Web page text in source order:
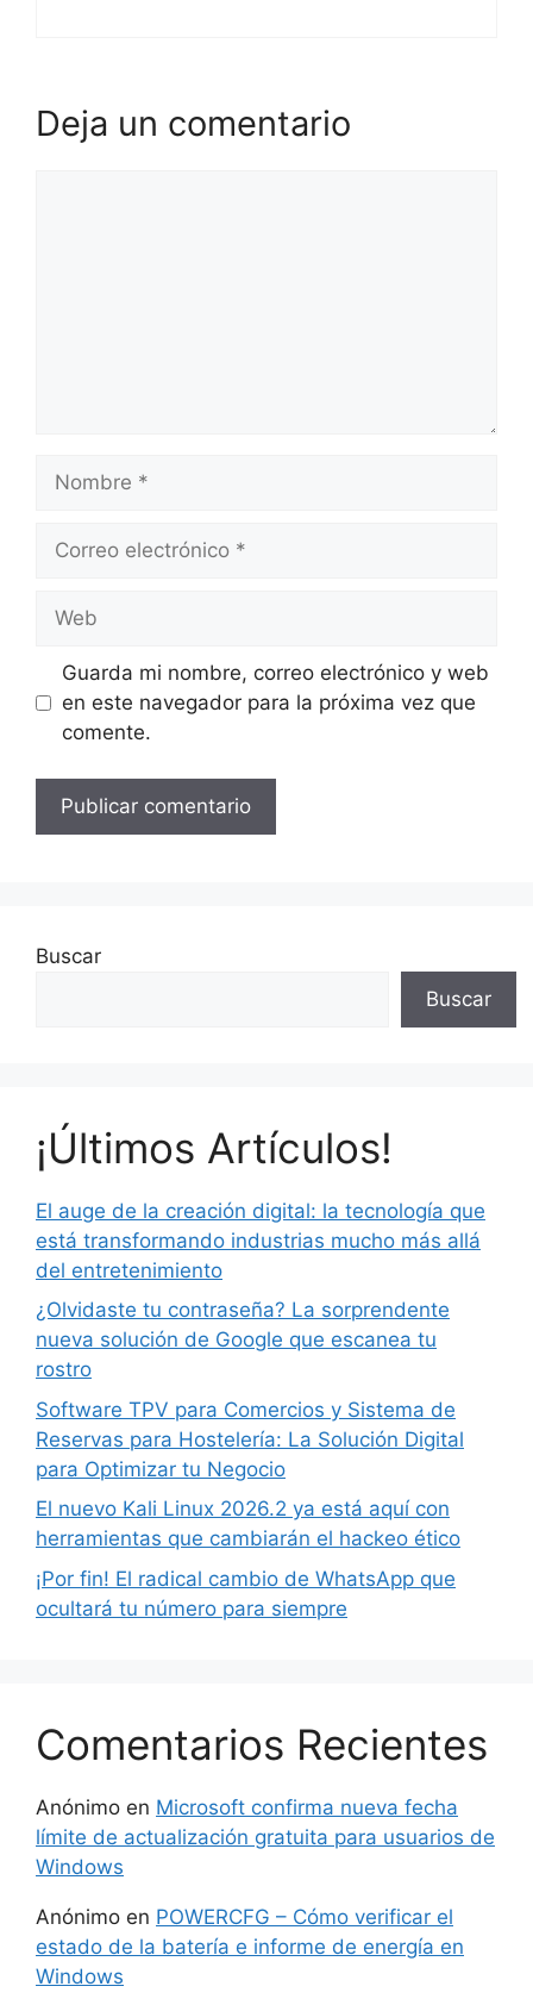
Deja un comentario
Nombre
Correo
Web
Guarda mi nombre, correo electrónico y web
en este navegador para la próxima vez que
comente.
Buscar
Buscar
¡Últimos Artículos!
El auge de la creación digital: la tecnología que
está transformando industrias mucho más allá
del entretenimiento
¿Olvidaste tu contraseña? La sorprendente
nueva solución de Google que escanea tu
rostro
Software TPV para Comercios y Sistema de
Reservas para Hostelería: La Solución Digital
para Optimizar tu Negocio
El nuevo Kali Linux 2026.2 ya está aquí con
herramientas que cambiarán el hackeo ético
¡Por fin! El radical cambio de WhatsApp que
ocultará tu número para siempre
Comentarios Recientes
Anónimo en Microsoft confirma nueva fecha
límite de actualización gratuita para usuarios de
Windows
Anónimo en POWERCFG – Cómo verificar el
estado de la batería e informe de energía en
Windows